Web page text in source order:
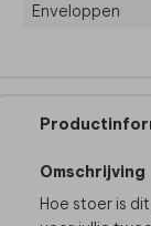
Enveloppen
Omschrijving
Hoe stoer is